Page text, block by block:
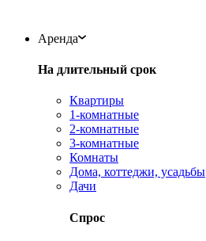
Аренда
На длительный срок
Квартиры
1-комнатные
2-комнатные
3-комнатные
Комнаты
Дома, коттеджи, усадьбы
Дачи
Спрос